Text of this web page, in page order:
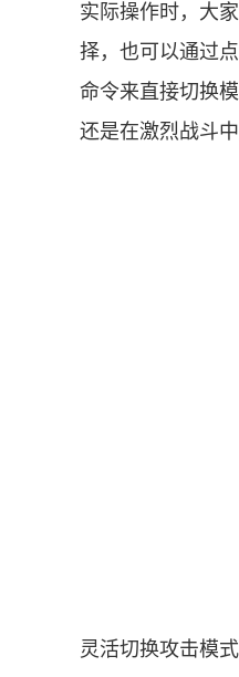
实际操作时，大
择，也可以通过
命令来直接切换
还是在激烈战斗
灵活切换攻击模